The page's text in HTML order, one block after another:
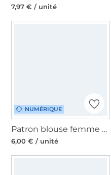
7,97 € / unité
NUMÉRIQUE
Patron blouse femme pdf Cylin My Image S1286, en français
6,00 € / unité